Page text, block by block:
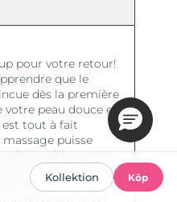
Kollektion Köp